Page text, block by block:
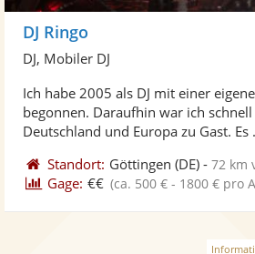
DJ Ringo
DJ, Mobiler DJ
Ich habe 2005 als DJ mit einer
begonnen. Daraufhin war ich
Deutschland und Europa zu Gast. Es
Standort: Göttingen (DE) -72 km
Gage: €€ (ca. 500 € - 1800 € pro